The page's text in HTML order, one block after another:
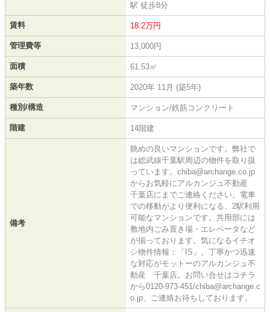
駅 徒歩8分
賃料 18.2万円
管理費等 13,000円
面積 61.53㎡
築年数 2020年 11月 (築5年)
種別/構造 マンション/鉄筋コンクリート
階建 14階建
備考
眺めの良いマンションです。弊社で
は総武線千葉駅周辺の物件を取り扱
っています。chiba@archange.co.jp
からお気軽にアルカンジュ不動産
千葉店にまでご連絡ください。電車
での移動がより便利になる、2駅利用
可能なマンションです。共用部には
敷地内ごみ置き場・エレベータなど
が揃っております。気になるイチオ
シ物件情報：「IS」。丁寧かつ迅速
な対応がモットーのアルカンジュ不
動産 千葉店。お問い合せはコチラ
から0120-973-451/chiba@archange.c
o.jp、ご連絡お待ちしております。